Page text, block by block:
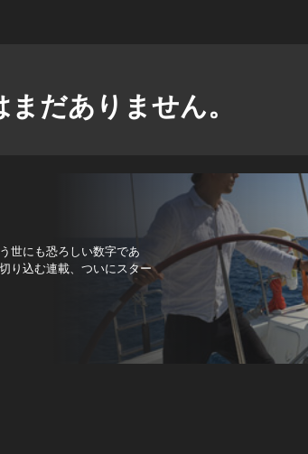
だありません。
世にも恐ろしい数字であ
り込む連載、ついにスター